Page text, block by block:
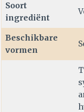
Soort
ingrediënt
Beschikbare
vormen